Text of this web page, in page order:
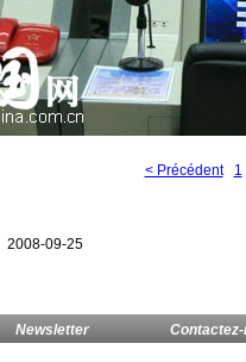
< Précédent 1
2008-09-25